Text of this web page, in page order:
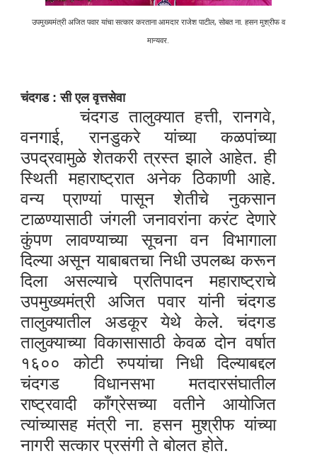
उपमुख्यमंत्री अजित पवार यांचा सत्कार करताना आमदार राजेश पाटील, सोबत ना. हसन मुश्रीफ व
मान्यवर.
चंदगड : सी एल वृत्तसेवा
चंदगड तालुक्यात हत्ती, रानगवे,
वनगाई, रानडुकरे यांच्या कळपांच्या
उपद्रवामुळे शेतकरी त्रस्त झाले आहेत. ही
स्थिती महाराष्ट्रात अनेक ठिकाणी आहे.
वन्य प्राण्यां पासून शेतीचे नुकसान
टाळण्यासाठी जंगली जनावरांना करंट देणारे
कुंपण लावण्याच्या सूचना वन विभागाला
दिल्या असून याबाबतचा निधी उपलब्ध करून
दिला असल्याचे प्रतिपादन महाराष्ट्राचे
उपमुख्यमंत्री अजित पवार यांनी चंदगड
तालुक्यातील अडकूर येथे केले. चंदगड
तालुक्याच्या विकासासाठी केवळ दोन वर्षात
१६०० कोटी रुपयांचा निधी दिल्याबद्दल
चंदगड विधानसभा मतदारसंघातील
राष्ट्रवादी काँग्रेसच्या वतीने आयोजित
त्यांच्यासह मंत्री ना. हसन मुश्रीफ यांच्या
नागरी सत्कार प्रसंगी ते बोलत होते.